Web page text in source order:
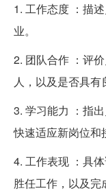
1. 工作态度 ：描
业。
2. 团队合作 ：评
人，以及是否具有
3. 学习能力 ：指
快速适应新岗位和
4. 工作表现 ：具
胜任工作，以及完